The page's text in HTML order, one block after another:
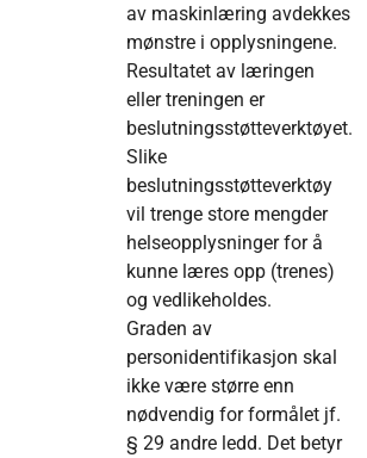
av maskinlæring avdekkes
mønstre i opplysningene.
Resultatet av læringen
eller treningen er
beslutningsstøtteverktøyet.
Slike
beslutningsstøtteverktøy
vil trenge store mengder
helseopplysninger for å
kunne læres opp (trenes)
og vedlikeholdes.
Graden av
personidentifikasjon skal
ikke være større enn
nødvendig for formålet jf.
§ 29 andre ledd. Det betyr